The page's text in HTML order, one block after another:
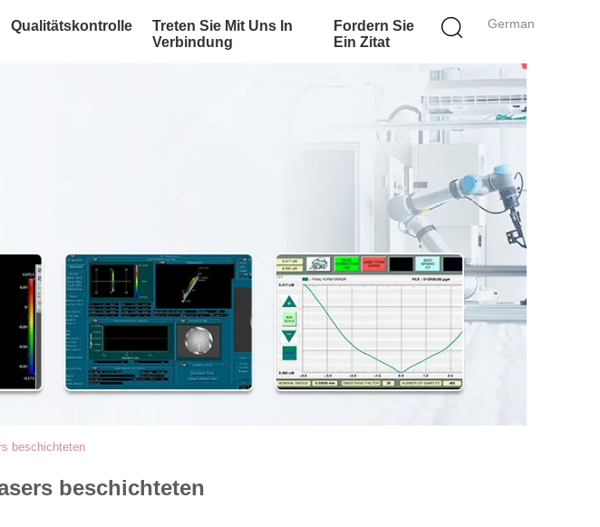
German
Qualitätskontrolle
Treten Sie Mit Uns In
Verbindung
Fordern Sie
Ein Zitat
beschichteten
beschichteten